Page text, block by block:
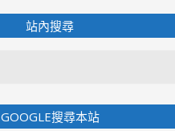
站內搜尋
GOOGLE搜尋本站